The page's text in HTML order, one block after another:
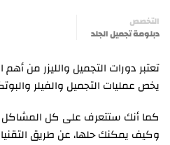
التخصص
دبلومة تجميل الجلد
تعتبر دورات التجميل والليزر من
يخص عمليات التجميل والفيلر
كما أنك ستتعرف على كل المشاكل
وكيف يمكنك حلها، عن طريق